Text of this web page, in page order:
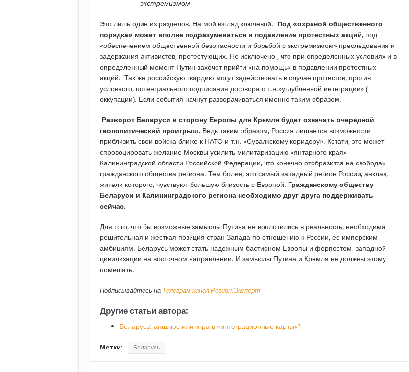
экстремизмом
Это лишь один из разделов. На мой взгляд ключевой. Под «охраной общественного
порядка» может вполне подразумеваться и подавление протестных акций, под
«обеспечением общественной безопасности и борьбой с экстремизмом» преследования и
задержания активистов, протестующих. Не исключено , что при определенных условиях и в
определенный момент Путин захочет прийти «на помощь» в подавлении протестных
акций. Так же российскую гвардию могут задействовать в случае протестов, против
условного, потенциального подписания договора о т.н.»углубленной интеграции» (
оккупации). Если события начнут разворачиваться именно таким образом.
Разворот Беларуси в сторону Европы для Кремля будет означать очередной
геополитический проигрыш. Ведь таким образом, Россия лишается возможности
приблизить свои войска ближе к НАТО и т.н. «Сувалкскому коридору». Кстати, это может
спровоцировать желание Москвы усилить милитаризацию «янтарного края»-
Калининградской области Российской Федерации, что конечно отобразится на свободах
гражданского общества региона. Тем более, это самый западный регион России, анклав,
жители которого, чувствуют большую близость с Европой. Гражданскому обществу
Беларуси и Калининградского региона необходимо друг друга поддерживать
сейчас.
Для того, что бы возможные замыслы Путина не воплотились в реальность, необходима
решительная и жесткая позиция стран Запада по отношению к России, ее имперским
амбициям. Беларусь может стать надежным бастионом Европы и форпостом западной
цивилизации на восточном направлении. И замыслы Путина и Кремля не должны этому
помешать.
Подписывайтесь на Телеграм-канал Регион.Эксперт
Другие статьи автора:
Беларусь: аншлюс или игра в «интеграционные карты»?
Метки: Беларусь